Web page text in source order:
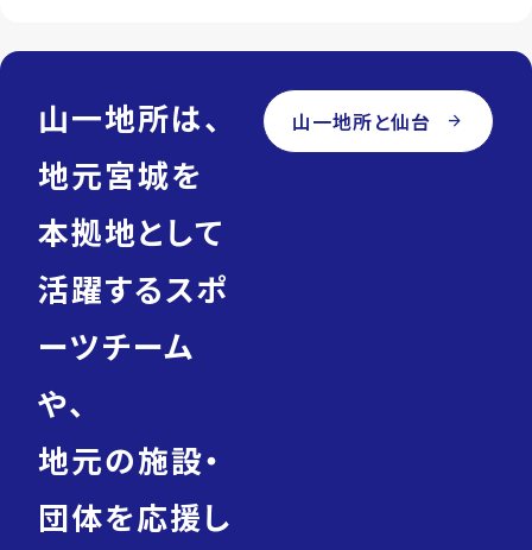
山一地所は、
地元宮城を
本拠地として
活躍するスポ
ーツチーム
や、
地元の施設・
団体を応援し
山一地所と仙台 arrow_forward